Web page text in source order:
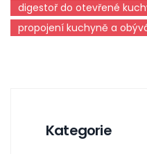
digestoř do otevřené
propojení kuchyně a
Kategorie